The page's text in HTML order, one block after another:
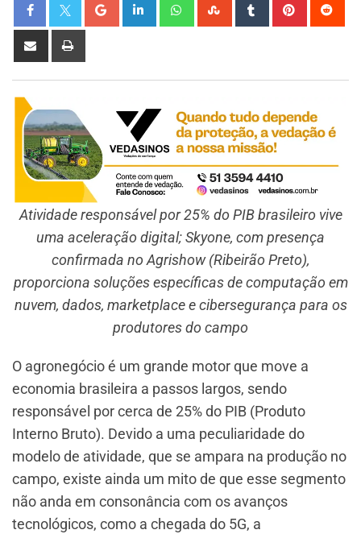
Atividade responsável por 25% do PIB brasileiro vive
uma aceleração digital; Skyone, com presença
confirmada no Agrishow (Ribeirão Preto),
proporciona soluções específicas de computação em
nuvem, dados, marketplace e cibersegurança para os
produtores do campo
O agronegócio é um grande motor que move a
economia brasileira a passos largos, sendo
responsável por cerca de 25% do PIB (Produto
Interno Bruto). Devido a uma peculiaridade do
modelo de atividade, que se ampara na produção no
campo, existe ainda um mito de que esse segmento
não anda em consonância com os avanços
tecnológicos, como a chegada do 5G, a